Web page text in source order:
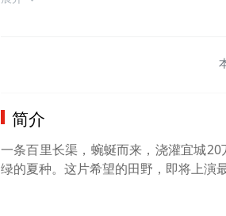
简介
一条百里长渠，蜿蜒而来，浇灌宜城
绿的夏种。这片希望的田野，即将上演